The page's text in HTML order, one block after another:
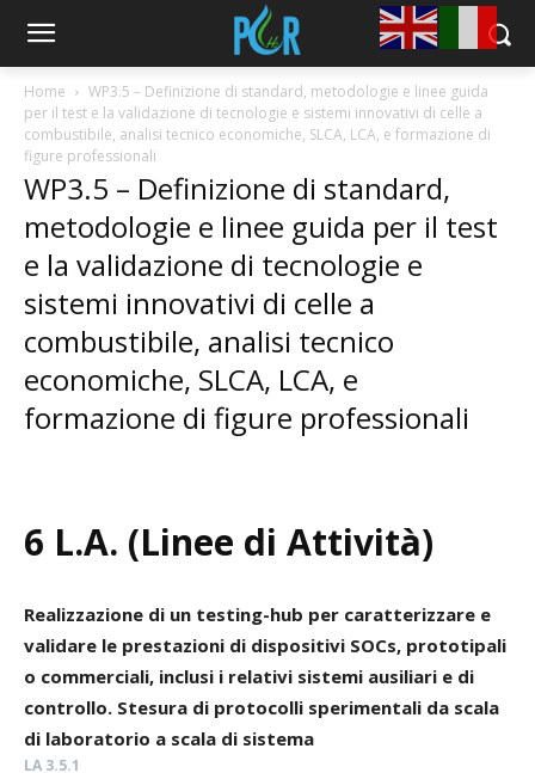
Home
WP3.5 – Definizione di standard, metodologie e linee guida
per il test e la validazione di tecnologie e sistemi innovativi di celle a
combustibile, analisi tecnico economiche, SLCA, LCA, e formazione di
figure professionali
WP3.5 – Definizione di standard,
metodologie e linee guida per il test
e la validazione di tecnologie e
sistemi innovativi di celle a
combustibile, analisi tecnico
economiche, SLCA, LCA, e
formazione di figure professionali
6 L.A. (Linee di Attività)
Realizzazione di un testing-hub per caratterizzare e
validare le prestazioni di dispositivi SOCs, prototipali
o commerciali, inclusi i relativi sistemi ausiliari e di
controllo. Stesura di protocolli sperimentali da scala
di laboratorio a scala di sistema
LA 3.5.1